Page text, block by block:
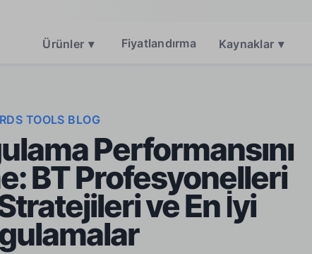
Ürünler ▾ Fiyatlandırma Kaynaklar ▾
RDS TOOLS BLOG
Performansını
BT Profesyonelleri
ve En İyi